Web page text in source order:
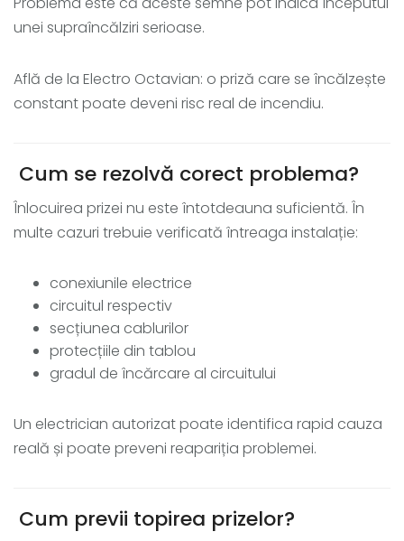
unei supraîncălziri serioase.
Află de la Electro Octavian: o priză care se încălzește
constant poate deveni risc real de incendiu.
Cum se rezolvă corect problema?
Înlocuirea prizei nu este întotdeauna suficientă. În
multe cazuri trebuie verificată întreaga instalație:
conexiunile electrice
circuitul respectiv
secțiunea cablurilor
protecțiile din tablou
gradul de încărcare al circuitului
Un electrician autorizat poate identifica rapid cauza
reală și poate preveni reapariția problemei.
Cum previi topirea prizelor?